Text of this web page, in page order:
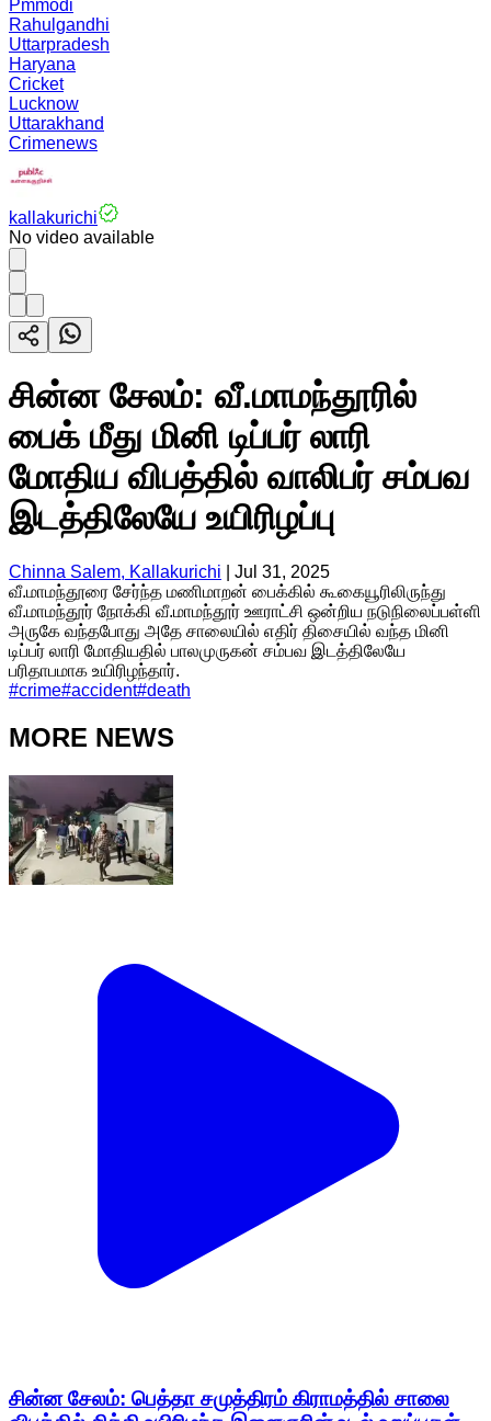
Pmmodi
Rahulgandhi
Uttarpradesh
Haryana
Cricket
Lucknow
Uttarakhand
Crimenews
kallakurichi
No video available
சின்ன சேலம்: வீ.மாமந்தூரில்
பைக் மீது மினி டிப்பர் லாரி
மோதிய விபத்தில் வாலிபர் சம்பவ
இடத்திலேயே உயிரிழப்பு
Chinna Salem, Kallakurichi
Jul 31, 2025
வீ.மாமந்தூரை சேர்ந்த மணிமாறன் பைக்கில் கூகையூரிலிருந்து
வீ.மாமந்தூர் நோக்கி வீ.மாமந்தூர் ஊராட்சி ஒன்றிய நடுநிலைப்பள்ளி
அருகே வந்தபோது அதே சாலையில் எதிர் திசையில் வந்த மினி
டிப்பர் லாரி மோதியதில் பாலமுருகன் சம்பவ இடத்திலேயே
பரிதாபமாக உயிரிழந்தார்.
#crime#accident#death
MORE NEWS
சின்ன சேலம்: பெத்தா சமுத்திரம் கிராமத்தில் சாலை